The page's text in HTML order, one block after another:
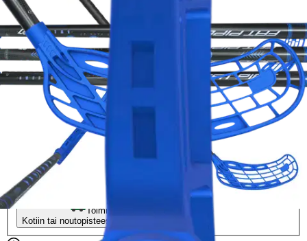
21,21 €
Asiakasomistajahinta
Hinta ilman S-Etukorttia:
Verkkokaupan hinta
Valitse toimitustapa
Nouto myymälästä
Siirry valitsemaan myymälä
Toimitus
Kotiin tai noutopisteeseen